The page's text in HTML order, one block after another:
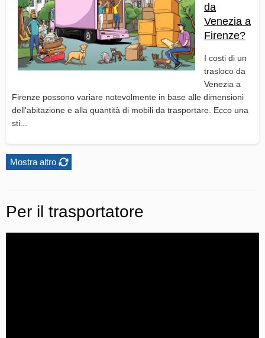
da
Venezia a
Firenze?
I costi di un
trasloco da
Venezia a
Firenze possono variare notevolmente in base alle dimensioni
dell'abitazione e alla quantità di mobili da trasportare. Ecco una
sti...
Mostra altro
Per il trasportatore